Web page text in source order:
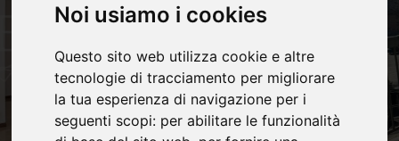
Noi usiamo i cookies
Questo sito web utilizza cookie e altre
tecnologie di tracciamento per migliorare
la tua esperienza di navigazione per i
seguenti scopi: per abilitare le funzionalità